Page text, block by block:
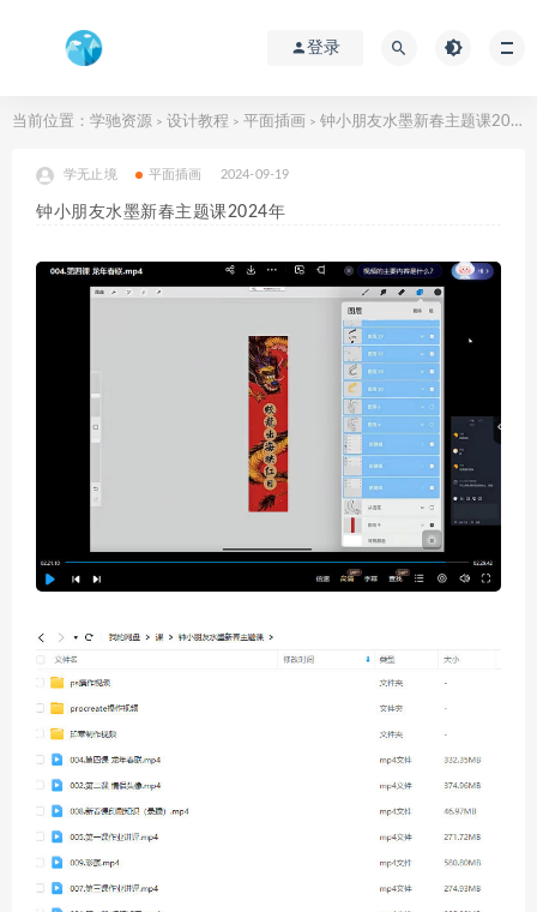
登录
当前位置： 学驰资源 > 设计教程 > 平面插画 > 钟小朋友水墨新春主题课2024年
学无止境 平面插画 2024-09-19
钟小朋友水墨新春主题课2024年